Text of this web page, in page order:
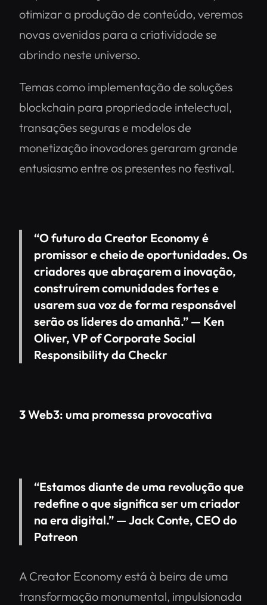
otimizar a produção de conteúdo, veremos
novas avenidas para a criatividade se
abrindo neste universo.
Temas como implementação de soluções
blockchain para propriedade intelectual,
transações seguras e modelos de
monetização inovadores geraram grande
entusiasmo entre os presentes no festival.
“O futuro da Creator Economy é
promissor e cheio de oportunidades. Os
criadores que abraçarem a inovação,
construírem comunidades fortes e
usarem sua voz de forma responsável
serão os líderes do amanhã.” — Ken
Oliver, VP of Corporate Social
Responsibility da Checkr
3Web3: uma promessa provocativa
“Estamos diante de uma revolução que
redefine o que significa ser um criador
na era digital.” — Jack Conte, CEO do
Patreon
A Creator Economy está à beira de uma
transformação monumental, impulsionada